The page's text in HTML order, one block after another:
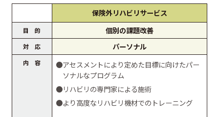
保険外リハビリサービス
目 的 個別の課題改善
対 応 パーソナル
内 容
●アセスメントにより定めた目標に向けたパー
ソナルなプログラム
●リハビリの専門家による施術
●より高度なリハビリ機材でのトレーニング